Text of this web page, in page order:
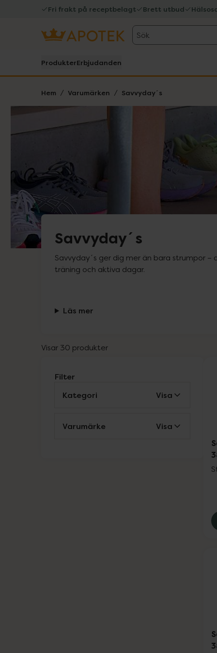
Fri frakt på receptbelagt Brett utbud
Sök
ProdukterErbjudanden
Hem Varumärken Savvyday´s
Savvyday´s
Savvyday´s ger dig mer än bara strumpor
träning och aktiva dagar.
Läs mer
Visar 30 produkter
Filter
Kategori
Visa
Varumärke Visa